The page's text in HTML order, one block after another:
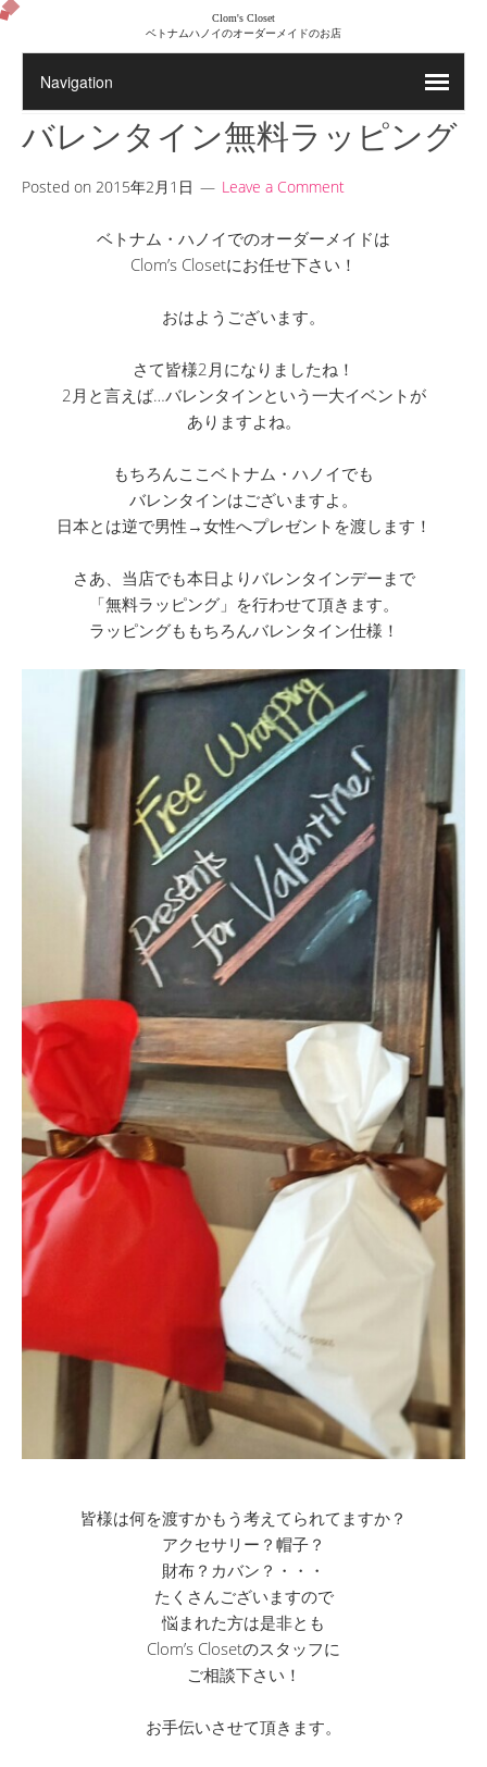
Clom's Closet
ベトナムハノイのオーダーメイドのお店
バレンタイン無料ラッピング
Posted on 2015年2月1日 Leave a Comment
ベトナム・ハノイでのオーダーメイドは
Clom’s Closetにお任せ下さい！
おはようございます。
さて皆様2月になりましたね！
2月と言えば…バレンタインという一大イベントが
ありますよね。
もちろんここベトナム・ハノイでも
バレンタインはございますよ。
日本とは逆で男性→女性へプレゼントを渡します！
さあ、当店でも本日よりバレンタインデーまで
「無料ラッピング」を行わせて頂きます。
ラッピングももちろんバレンタイン仕様！
皆様は何を渡すかもう考えてられてますか？
アクセサリー？帽子？
財布？カバン？・・・
たくさんございますので
悩まれた方は是非とも
Clom’s Closetのスタッフに
ご相談下さい！
お手伝いさせて頂きます。